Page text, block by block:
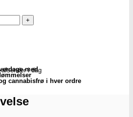
i dag
med
cannabisfrø i hver ordre